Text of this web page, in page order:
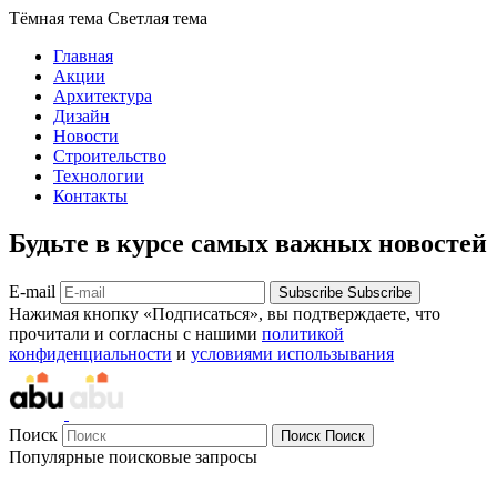
Тёмная тема Светлая тема
Главная
Акции
Архитектура
Дизайн
Новости
Строительство
Технологии
Контакты
Будьте в курсе самых важных новостей
E-mail Subscribe Subscribe
Нажимая кнопку «Подписаться», вы подтверждаете, что
прочитали и согласны с нашими политикой
конфиденциальности и условиями использывания
Поиск Поиск Поиск
Популярные поисковые запросы